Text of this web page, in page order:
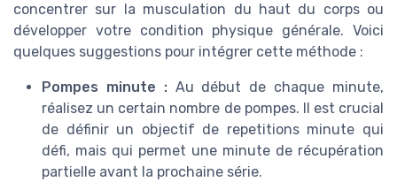
concentrer sur la musculation du haut du corps ou
développer votre condition physique générale. Voici
quelques suggestions pour intégrer cette méthode :
Pompes minute :Au début de chaque minute,
réalisez un certain nombre de pompes. Il est crucial
de définir un objectif de repetitions minute qui
défi, mais qui permet une minute de récupération
partielle avant la prochaine série.